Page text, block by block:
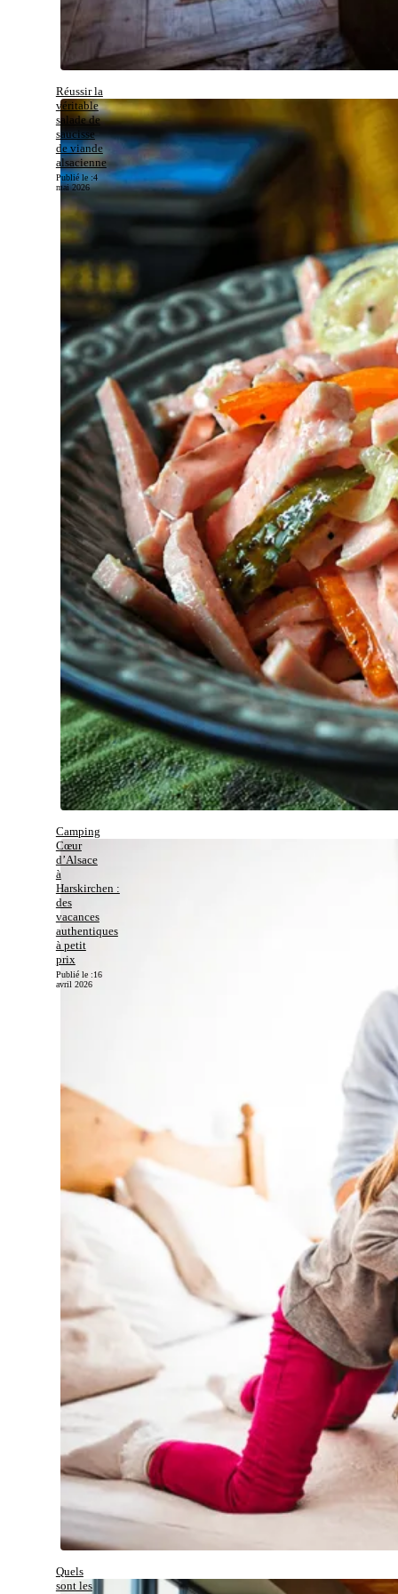
Réussir la
véritable
salade de
saucisse
de viande
alsacienne
Publié le :4
mai 2026
Camping
Cœur
d’Alsace
à
Harskirchen :
des
vacances
authentiques
à petit
prix
Publié le :16
avril 2026
Quels
sont les